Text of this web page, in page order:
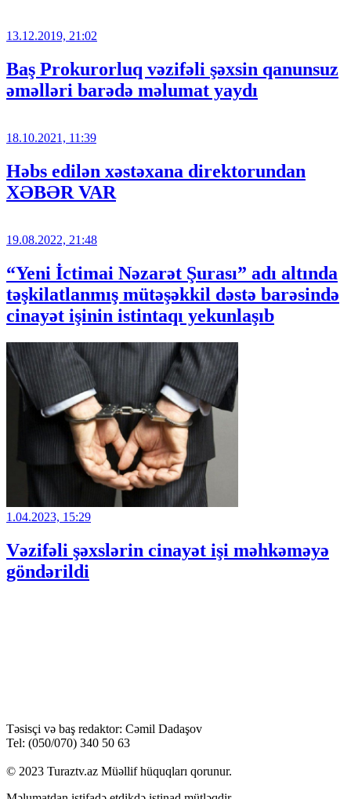
13.12.2019, 21:02
Baş Prokurorluq vəzifəli şəxsin qanunsuz
əməlləri barədə məlumat yaydı
18.10.2021, 11:39
Həbs edilən xəstəxana direktorundan
XƏBƏR VAR
19.08.2022, 21:48
“Yeni İctimai Nəzarət Şurası” adı altında
təşkilatlanmış mütəşəkkil dəstə barəsində
cinayət işinin istintaqı yekunlaşıb
1.04.2023, 15:29
Vəzifəli şəxslərin cinayət işi məhkəməyə
göndərildi
Təsisçi və baş redaktor: Cəmil Dadaşov
Tel: (050/070) 340 50 63
© 2023 Turaztv.az Müəllif hüquqları qorunur.